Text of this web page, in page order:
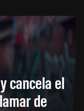
cancela el
de